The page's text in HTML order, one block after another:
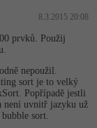
8.3.2015 20:08
prvků. Použij
nepoužil.
sort je to velký
Popřípadě jestli
není uvnitř jazyku už
sort.